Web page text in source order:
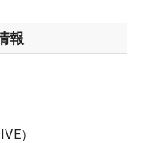
報
）